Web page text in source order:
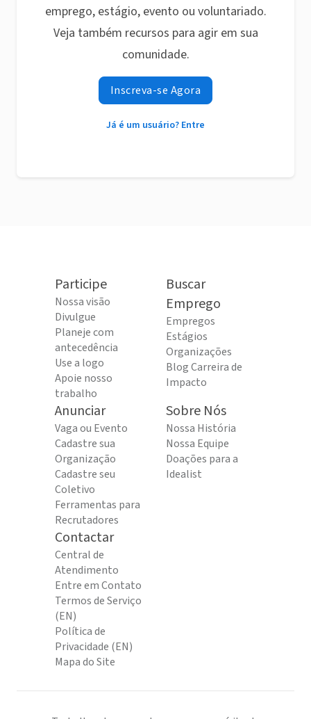
emprego, estágio, evento ou voluntariado.
Veja também recursos para agir em sua
comunidade.
Inscreva-se Agora
Já é um usuário? Entre
Participe
Nossa visão
Divulgue
Planeje com
antecedência
Use a logo
Apoie nosso
trabalho
Buscar
Emprego
Empregos
Estágios
Organizações
Blog Carreira de
Impacto
Anunciar
Vaga ou Evento
Cadastre sua
Organização
Cadastre seu
Coletivo
Ferramentas para
Recrutadores
Sobre Nós
Nossa História
Nossa Equipe
Doações para a
Idealist
Contactar
Central de
Atendimento
Entre em Contato
Termos de Serviço
(EN)
Política de
Privacidade (EN)
Mapa do Site